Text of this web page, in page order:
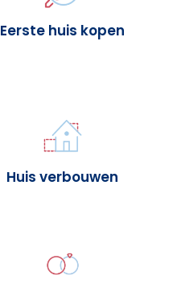
Eerste huis kopen
Huis verbouwen